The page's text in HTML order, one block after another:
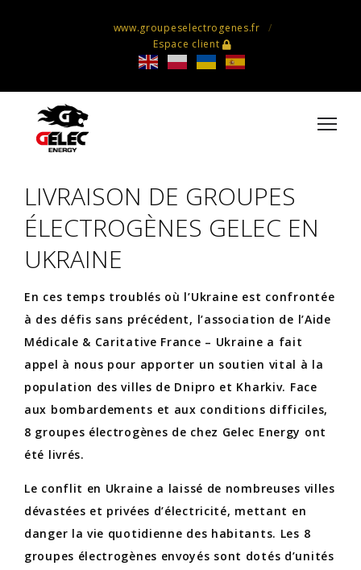
www.groupeselectrogenes.fr
Espace client
LIVRAISON DE GROUPES
ÉLECTROGÈNES GELEC EN
UKRAINE
En ces temps troublés où l’Ukraine est confrontée
à des défis sans précédent, l’association de l’Aide
Médicale & Caritative France – Ukraine a fait
appel à nous pour apporter un soutien vital à la
population des villes de Dnipro et Kharkiv. Face
aux bombardements et aux conditions difficiles,
8 groupes électrogènes de chez Gelec Energy ont
été livrés.
Le conflit en Ukraine a laissé de nombreuses villes
dévastées et privées d’électricité, mettant en
danger la vie quotidienne des habitants. Les 8
groupes électrogènes envoyés sont dotés d’unités